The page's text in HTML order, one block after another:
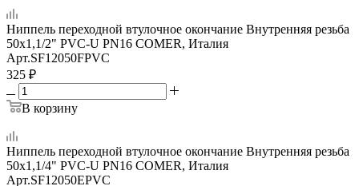
Ниппель переходной втулочное окончание Внутренняя резьба
50х1,1/2" PVC-U PN16 COMER, Италия
Арт.SF12050FPVC
325 ₽
В корзину
Ниппель переходной втулочное окончание Внутренняя резьба
50х1,1/4" PVC-U PN16 COMER, Италия
Арт.SF12050EPVC